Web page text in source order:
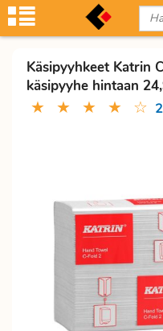
Käsipyyhkeet Katrin
käsipyyhe hintaan
★ ★ ★ ★ ☆